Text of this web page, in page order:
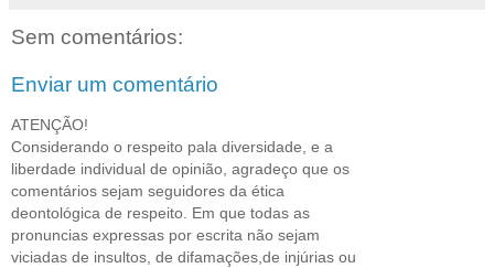
Sem comentários:
Enviar um comentário
ATENÇÃO!
Considerando o respeito pala diversidade, e a
liberdade individual de opinião, agradeço que os
comentários sejam seguidores da ética
deontológica de respeito. Em que todas as
pronuncias expressas por escrita não sejam
viciadas de insultos, de difamações,de injúrias ou